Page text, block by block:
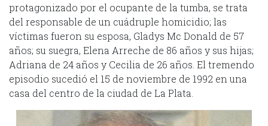
protagonizado por el ocupante de la tumba, se trata
del responsable de un cuádruple homicidio; las
víctimas fueron su esposa, Gladys Mc Donald de 57
años; su suegra, Elena Arreche de 86 años y sus hijas;
Adriana de 24 años y Cecilia de 26 años. El tremendo
episodio sucedió el 15 de noviembre de 1992 en una
casa del centro de la ciudad de La Plata.